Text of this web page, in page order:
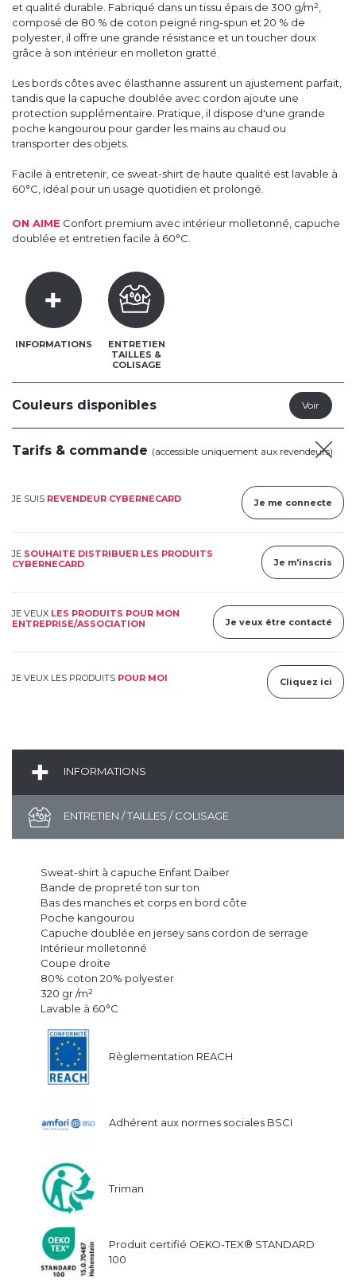
et qualité durable. Fabriqué dans un tissu épais de 300 g/m²,
composé de 80 % de coton peigné ring-spun et 20 % de
polyester, il offre une grande résistance et un toucher doux
grâce à son intérieur en molleton gratté.
Les bords côtes avec élasthanne assurent un ajustement parfait,
tandis que la capuche doublée avec cordon ajoute une
protection supplémentaire. Pratique, il dispose d'une grande
poche kangourou pour garder les mains au chaud ou
transporter des objets.
Facile à entretenir, ce sweat-shirt de haute qualité est lavable à
60°C, idéal pour un usage quotidien et prolongé.
ON AIME Confort premium avec intérieur molletonné, capuche
doublée et entretien facile à 60°C.
INFORMATIONS
ENTRETIEN
TAILLES &
COLISAGE
Couleurs disponibles
Tarifs & commande (accessible uniquement aux revendeurs)
JE SUIS REVENDEUR CYBERNECARD Je me connecte
JE SOUHAITE DISTRIBUER LES PRODUITS
CYBERNECARD
Je m'inscris
JE VEUX LES PRODUITS POUR MON
ENTREPRISE/ASSOCIATION
Je veux être contacté
JE VEUX LES PRODUITS POUR MOI Cliquez ici
INFORMATIONS
ENTRETIEN / TAILLES / COLISAGE
Sweat-shirt à capuche Enfant Daiber
Bande de propreté ton sur ton
Bas des manches et corps en bord côte
Poche kangourou
Capuche doublée en jersey sans cordon de serrage
Intérieur molletonné
Coupe droite
80% coton 20% polyester
320 gr /m²
Lavable à 60°C
Règlementation REACH
Adhérent aux normes sociales BSCI
Triman
Produit certifié OEKO-TEX® STANDARD
100